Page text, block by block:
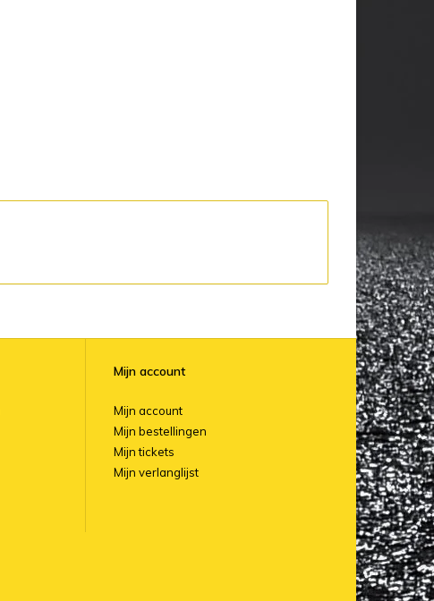
Mijn account
Mijn account
Mijn bestellingen
Mijn tickets
Mijn verlanglijst